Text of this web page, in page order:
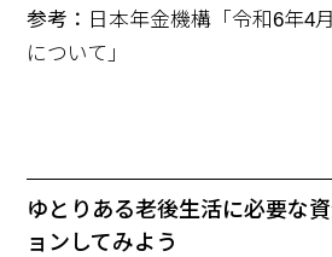
参考： 日本年金機構「令和6年4
について」
ゆとりある老後生活に必要な
ョンしてみよう